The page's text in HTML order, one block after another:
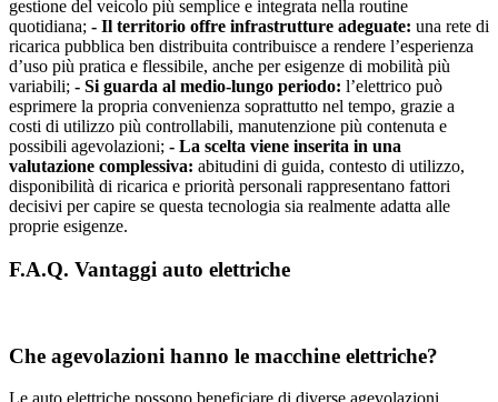
gestione del veicolo più semplice e integrata nella routine
quotidiana; - Il territorio offre infrastrutture adeguate: una rete di
ricarica pubblica ben distribuita contribuisce a rendere l’esperienza
d’uso più pratica e flessibile, anche per esigenze di mobilità più
variabili; - Si guarda al medio-lungo periodo: l’elettrico può
esprimere la propria convenienza soprattutto nel tempo, grazie a
costi di utilizzo più controllabili, manutenzione più contenuta e
possibili agevolazioni; - La scelta viene inserita in una
valutazione complessiva: abitudini di guida, contesto di utilizzo,
disponibilità di ricarica e priorità personali rappresentano fattori
decisivi per capire se questa tecnologia sia realmente adatta alle
proprie esigenze.
F.A.Q. Vantaggi auto elettriche
Che agevolazioni hanno le macchine elettriche?